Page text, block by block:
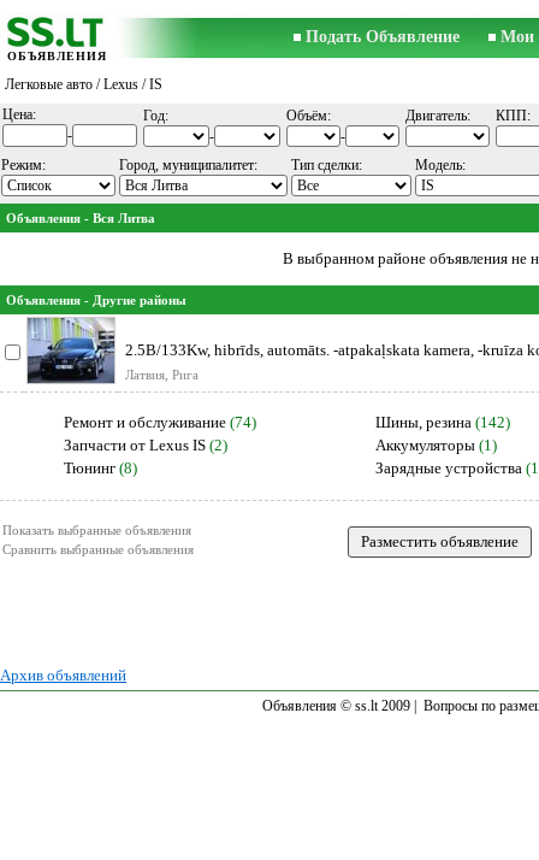
ОБЪЯВЛЕНИЯ
Подать Объявление Мои
Легковые авто /Lexus / IS
Цена:
-
Год:
-
Объём:
-
Двигатель: КПП:
Режим: Город, муниципалитет: Тип сделки: Модель:
Объявления - Вся Литва
В выбранном районе объявления не
Объявления - Другие районы
2.5B/133Kw, hibrīds, automāts. -atpakaļskata kamera, -kruīza
Латвия, Рига
Ремонт и обслуживание (74)
Запчасти от Lexus IS (2)
Тюнинг (8)
Шины, резина (142)
Аккумуляторы (1)
Зарядные устройства
Показать выбранные объявления
Сравнить выбранные объявления
Архив объявлений
Объявления © ss.lt 2009 | Вопросы по